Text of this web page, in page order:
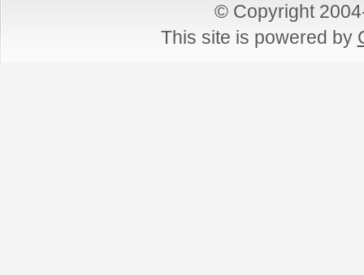
© Copyright
This site is powered by